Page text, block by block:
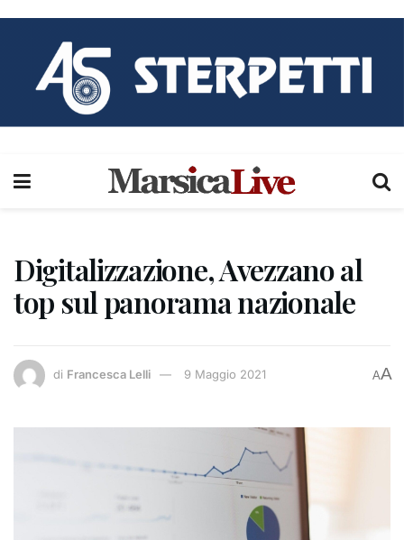
Digitalizzazione, Avezzano al
top sul panorama nazionale
di Francesca Lelli 9 Maggio 2021 AA